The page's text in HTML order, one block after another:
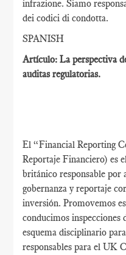
infrazione. Siamo
dei codici di condotta.
SPANISH
Artículo: La perspectiva
auditas regulatorias.
El “Financial Reporting
Reportaje Financiero) es
británico responsable por
gobernanza y reportaje
inversión. Promovemos
conducimos inspecciones
esquema disciplinario
responsables para el UK